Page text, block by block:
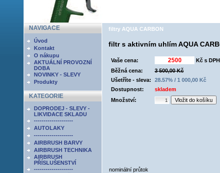
NAVIGACE
Úvod
Kontakt
O nákupu
AKTUÁLNÍ PROVOZNÍ
DOBA
NOVINKY - SLEVY
Produkty
KATEGORIE
DOPRODEJ - SLEVY -
LIKVIDACE SKLADU
--------------------
AUTOLAKY
--------------------
AIRBRUSH BARVY
AIRBRUSH TECHNIKA
AIRBRUSH
PŘÍSLUŠENSTVÍ
--------------------
filtry AQUA CARBON
filtr s aktivním uhlím AQUA
Vaše cena:
Kč s DPH
Běžná cena:
3 500,00 Kč
Ušetříte - sleva:
28.57% / 1 000,00 Kč
Dostupnost:
skladem
Množství:
nominální průtok